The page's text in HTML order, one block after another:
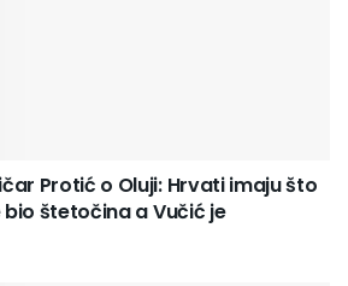
Protić o Oluji: Hrvati imaju što
štetočina a Vučić je